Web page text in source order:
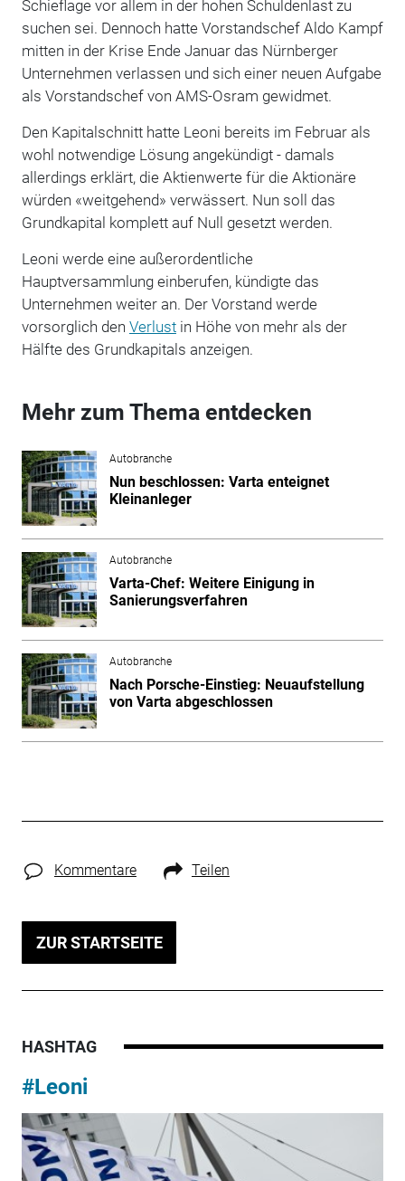
Schieflage vor allem in der hohen Schuldenlast zu
suchen sei. Dennoch hatte Vorstandschef Aldo Kampf
mitten in der Krise Ende Januar das Nürnberger
Unternehmen verlassen und sich einer neuen Aufgabe
als Vorstandschef von AMS-Osram gewidmet.
Den Kapitalschnitt hatte Leoni bereits im Februar als
wohl notwendige Lösung angekündigt - damals
allerdings erklärt, die Aktienwerte für die Aktionäre
würden «weitgehend» verwässert. Nun soll das
Grundkapital komplett auf Null gesetzt werden.
Leoni werde eine außerordentliche
Hauptversammlung einberufen, kündigte das
Unternehmen weiter an. Der Vorstand werde
vorsorglich den Verlustin Höhe von mehr als der
Hälfte des Grundkapitals anzeigen.
Mehr zum Thema entdecken
Autobranche
Nun beschlossen: Varta enteignet
Kleinanleger
Autobranche
Varta-Chef: Weitere Einigung in
Sanierungsverfahren
Autobranche
Nach Porsche-Einstieg: Neuaufstellung
von Varta abgeschlossen
Kommentare Teilen
ZUR STARTSEITE
HASHTAG
#Leoni